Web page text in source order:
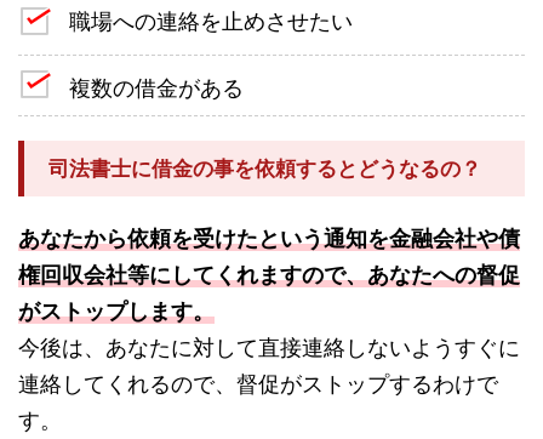
職場への連絡を止めさせたい
複数の借金がある
司法書士に借金の事を依頼するとどうなるの？
あなたから依頼を受けたという通知を金融会社や債
権回収会社等にしてくれますので、あなたへの督促
がストップします。
今後は、あなたに対して直接連絡しないようすぐに
連絡してくれるので、督促がストップするわけで
す。